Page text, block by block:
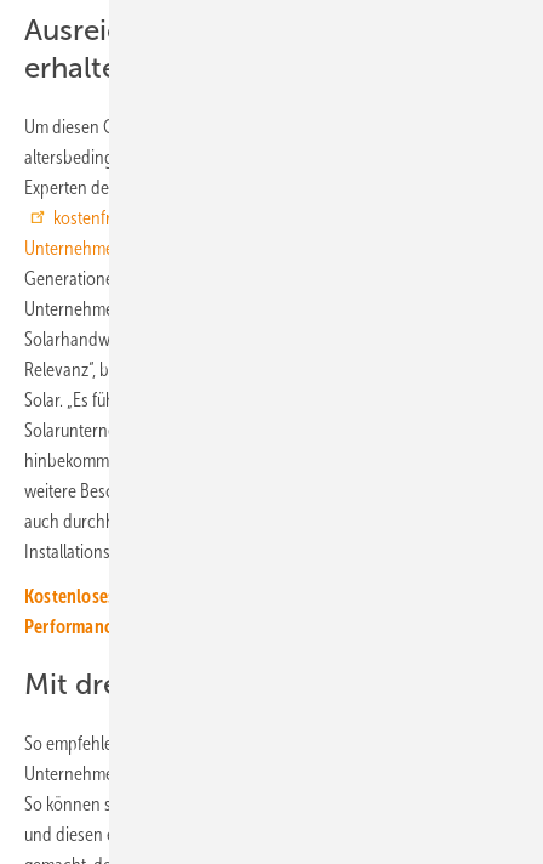
Ausreichend Installationskapazitäten
erhalten
Um diesen Generationenwechsel erfolgreich zu meistern und
altersbedingte Betriebsschließungen möglichst zu verhindern, geben
Experten des BSW Solar am 14.11.24 im Rahmen eines
kostenfreien Webinars zum Thema „Zukunft gestalten –
Unternehmensnachfolge in der Solarwirtschaft“
Generationenwechsel erfolgreich gelingt. „Eine geregelte
Unternehmensnachfolge ist ein wichtiges Thema für das
Solarhandwerk und ist auch für den Klimaschutz insgesamt von
Relevanz“, betont Carsten Körnig, Hauptgeschäftsführer des BSW
Solar. „Es führt kein Weg daran vorbei, dass möglichst viele
Solarunternehmen einen erfolgreichen Generationswechsel
hinbekommen. Wenn wir die klimapolitisch dringend notwendige
weitere Beschleunigung der Energiewende erreichen und künftig
auch durchhalten wollen, bedarf es auch künftig ausreichender
Installationskapazitäten“, sagt der BSW-Solar-Chef.
Kostenloses Webinar am 04. Dezember: Sicherheit und
Performance in Batteriespeichergroßkraftwerken
Mit drei Jahren im Vorlauf planen
So empfehlen die Experten Unternehmern, für eine erfolgreiche
Unternehmensnachfolge mindestens drei Jahre Vorlauf einzuplanen.
So können sie unter anderem einen geeigneten Nachfolgerin finden
und diesen einarbeiten. Zudem sollte der Betrieb übernahmefähig